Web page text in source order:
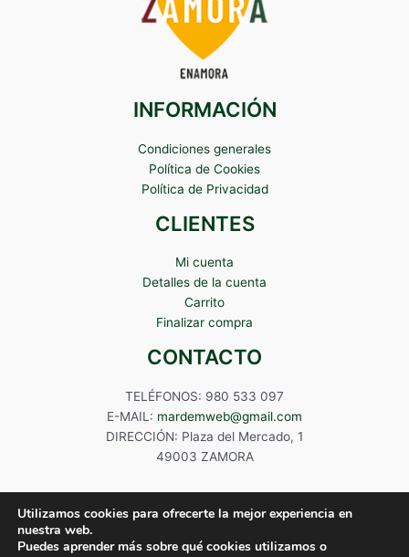
INFORMACIÓN
Condiciones generales
Política de Cookies
Política de Privacidad
CLIENTES
Mi cuenta
Detalles de la cuenta
Carrito
Finalizar compra
CONTACTO
TELÉFONOS: 980 533 097
E-MAIL: mardemweb@gmail.com
DIRECCIÓN: Plaza del Mercado, 1
49003 ZAMORA
Copyright © 2024 Mardem
Utilizamos cookies para ofrecerte la mejor experiencia en
nuestra web.
Puedes aprender más sobre qué cookies utilizamos o